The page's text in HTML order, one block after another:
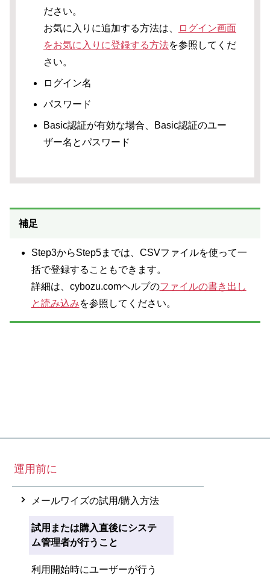
ださい。
お気に入りに追加する方法は、
ログイン画面
をお気に入りに登録する方法を参照してくだ
さい。
ログイン名
パスワード
Basic認証が有効な場合、Basic認証のユー
ザー名とパスワード
補足
Step3からStep5までは、CSVファイルを使って一
括で登録することもできます。
詳細は、cybozu.comヘルプのファイルの書き出し
と読み込みを参照してください。
運用前に
メールワイズの試用/購入方法
試用または購入直後にシステ
ム管理者が行うこと
利用開始時にユーザーが行う